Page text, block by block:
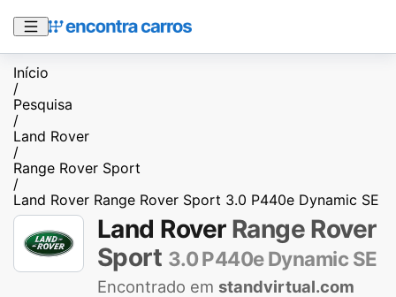
Início
/
Pesquisa
/
Land Rover
/
Range Rover Sport
/
Land Rover Range Rover Sport 3.0 P440e Dynamic SE
Land Rover Range Rover
Sport 3.0 P440e Dynamic SE
Encontrado em standvirtual.com